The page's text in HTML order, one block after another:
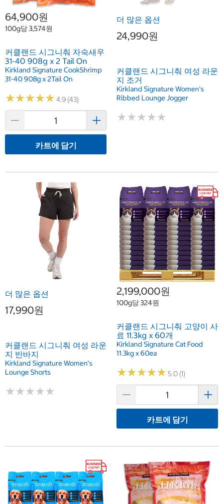
64,900원
100g당 3,574원
커클랜드 시그니춰 자숙새우
31-40 908g x 2 Tail On
Kirkland Signature CookShrimp
31-40 908g x 2Tail On
★★★★★
★★★★★ 4.9 (43)
카트에 담기
더 많은 옵션
24,990원
커클랜드 시그니춰 여성 라운
지 조거
Kirkland Signature Women's
Ribbed Lounge Jogger
★★★★★
★★★★★
더 많은 옵션
17,990원
커클랜드 시그니춰 여성 라운
지 반바지
Kirkland Signature Women's
Lounge Shorts
★★★★★
★★★★★
2,199,000원
100g당 324원
커클랜드 시그니춰 고양이 사
료 11.3kg x 60개
Kirkland Signature Cat Food
11.3kg x 60ea
★★★★★
★★★★★ 5.0 (1)
카트에 담기